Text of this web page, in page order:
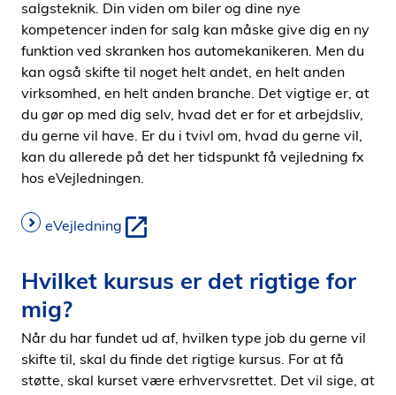
salgsteknik. Din viden om biler og dine nye
kompetencer inden for salg kan måske give dig en ny
funktion ved skranken hos automekanikeren. Men du
kan også skifte til noget helt andet, en helt anden
virksomhed, en helt anden branche. Det vigtige er, at
du gør op med dig selv, hvad det er for et arbejdsliv,
du gerne vil have. Er du i tvivl om, hvad du gerne vil,
kan du allerede på det her tidspunkt få vejledning fx
hos eVejledningen.
eVejledning
Hvilket kursus er det rigtige for
mig?
Når du har fundet ud af, hvilken type job du gerne vil
skifte til, skal du finde det rigtige kursus. For at få
støtte, skal kurset være erhvervsrettet. Det vil sige, at